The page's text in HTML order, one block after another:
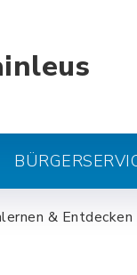
& Entdecken